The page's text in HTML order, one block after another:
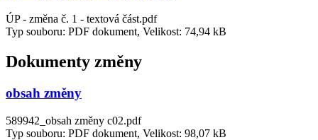
ÚP - změna č. 1 - textová část.pdf
Typ souboru: PDF dokument, Velikost: 74,94 kB
Dokumenty změny
obsah změny
589942_obsah změny c02.pdf
Typ souboru: PDF dokument, Velikost: 98,07 kB